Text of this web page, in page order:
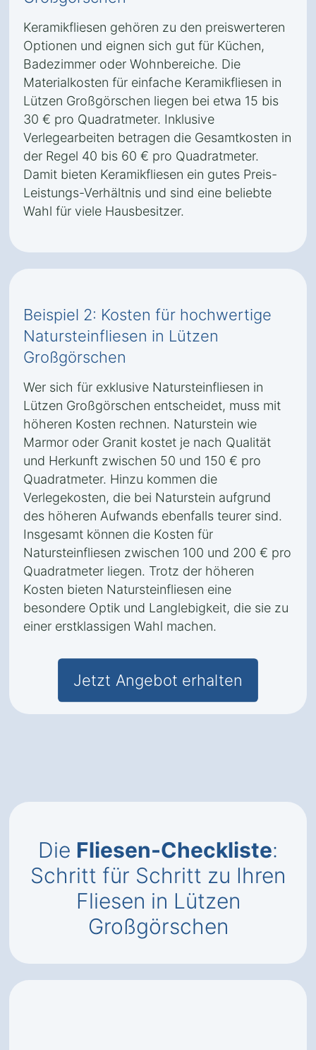
Keramikfliesen gehören zu den preiswerteren
Optionen und eignen sich gut für Küchen,
Badezimmer oder Wohnbereiche. Die
Materialkosten für einfache Keramikfliesen in
Lützen Großgörschen liegen bei etwa 15 bis
30 € pro Quadratmeter. Inklusive
Verlegearbeiten betragen die Gesamtkosten in
der Regel 40 bis 60 € pro Quadratmeter.
Damit bieten Keramikfliesen ein gutes Preis-
Leistungs-Verhältnis und sind eine beliebte
Wahl für viele Hausbesitzer.
Beispiel 2: Kosten für hochwertige
Natursteinfliesen in Lützen
Großgörschen
Wer sich für exklusive Natursteinfliesen in
Lützen Großgörschen entscheidet, muss mit
höheren Kosten rechnen. Naturstein wie
Marmor oder Granit kostet je nach Qualität
und Herkunft zwischen 50 und 150 € pro
Quadratmeter. Hinzu kommen die
Verlegekosten, die bei Naturstein aufgrund
des höheren Aufwands ebenfalls teurer sind.
Insgesamt können die Kosten für
Natursteinfliesen zwischen 100 und 200 € pro
Quadratmeter liegen. Trotz der höheren
Kosten bieten Natursteinfliesen eine
besondere Optik und Langlebigkeit, die sie zu
einer erstklassigen Wahl machen.
Jetzt Angebot erhalten
Die Fliesen-Checkliste:
Schritt für Schritt zu Ihren
Fliesen in Lützen
Großgörschen